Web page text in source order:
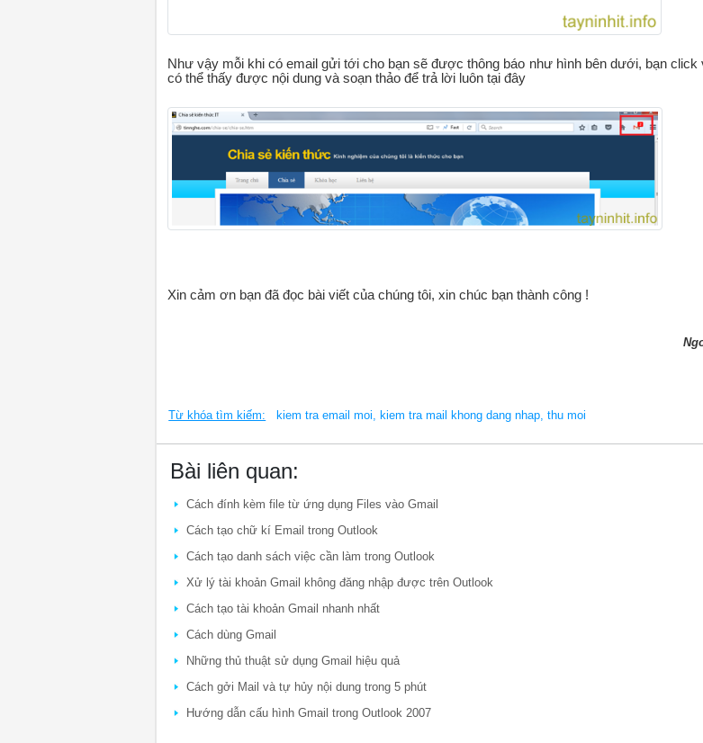
Như vậy mỗi khi có email gửi tới cho bạn sẽ được thông báo như hình bên dưới, bạn click
có thể thấy được nội dung và soạn thảo để trả lời luôn tại đây
Xin cảm ơn bạn đã đọc bài viết của chúng tôi, xin chúc bạn thành công !
Từ khóa tìm kiếm: kiem tra email moi, kiem tra mail khong dang nhap, thu moi
Bài liên quan:
Cách đính kèm file từ ứng dụng Files vào Gmail
Cách tạo chữ kí Email trong Outlook
Cách tạo danh sách việc cần làm trong Outlook
Xử lý tài khoản Gmail không đăng nhập được trên Outlook
Cách tạo tài khoản Gmail nhanh nhất
Cách dùng Gmail
Những thủ thuật sử dụng Gmail hiệu quả
Cách gởi Mail và tự hủy nội dung trong 5 phút
Hướng dẫn cấu hình Gmail trong Outlook 2007